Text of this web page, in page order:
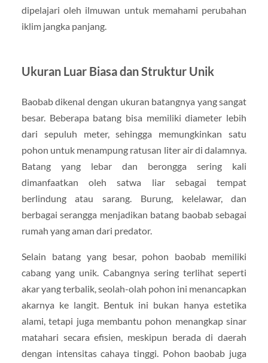
dipelajari oleh ilmuwan untuk memahami perubahan
iklim jangka panjang.
Ukuran Luar Biasa dan Struktur Unik
Baobab dikenal dengan ukuran batangnya yang sangat
besar. Beberapa batang bisa memiliki diameter lebih
dari sepuluh meter, sehingga memungkinkan satu
pohon untuk menampung ratusan liter air di dalamnya.
Batang yang lebar dan berongga sering kali
dimanfaatkan oleh satwa liar sebagai tempat
berlindung atau sarang. Burung, kelelawar, dan
berbagai serangga menjadikan batang baobab sebagai
rumah yang aman dari predator.
Selain batang yang besar, pohon baobab memiliki
cabang yang unik. Cabangnya sering terlihat seperti
akar yang terbalik, seolah-olah pohon ini menancapkan
akarnya ke langit. Bentuk ini bukan hanya estetika
alami, tetapi juga membantu pohon menangkap sinar
matahari secara efisien, meskipun berada di daerah
dengan intensitas cahaya tinggi. Pohon baobab juga